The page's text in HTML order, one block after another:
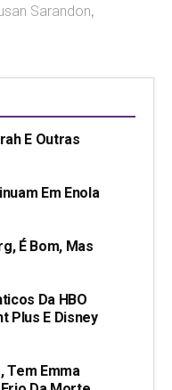
Sarandon,
E Outras
Em Enola
É Bom, Mas
Da HBO
Plus E Disney
Tem Emma